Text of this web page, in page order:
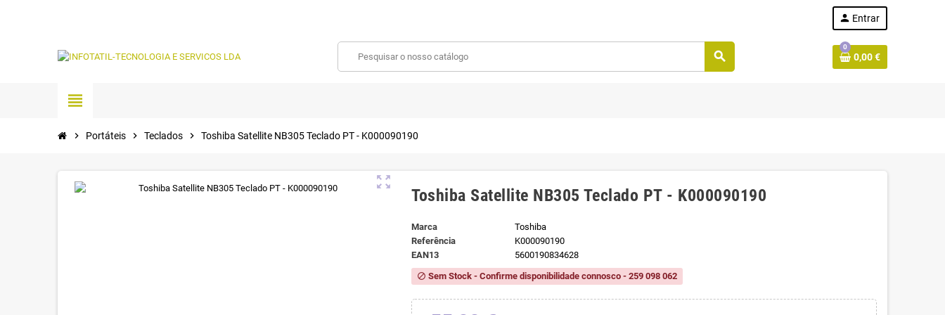
person Entrar
search
0
0,00 €
view_headline
chevron_right Portáteis chevron_right Teclados chevron_right Toshiba Satellite NB305 Teclado PT - K000090190
zoom_out_map
Toshiba Satellite NB305 Teclado PT - K000090190
Marca
Toshiba
Referência
K000090190
EAN13
5600190834628
block Sem Stock - Confirme disponibilidade connosco - 259 098 062